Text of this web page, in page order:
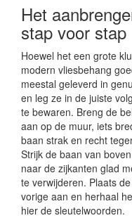
Het
stap voor stap
Hoewel het een grote
modern vliesbehang
meestal geleverd in
en leg ze in de juiste
te bewaren. Breng de
aan op de muur, iets
baan strak en recht
Strijk de baan van
naar de zijkanten glad
te verwijderen. Plaats
vorige aan en herhaal
hier de sleutelwoorden.